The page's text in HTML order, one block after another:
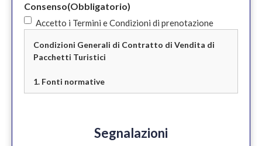
Protezione dei Dati UE 2016/679
(GDPR)
PBS Srls con sede legale in Milano – Via
Bagutta, 15 (di seguito “PBS”) si impegna
costantemente per tutelare la privacy
Consenso(Obbligatorio)
Accetto i Termini e Condizioni di prenotazione
Condizioni Generali di Contratto di Vendita di
Pacchetti Turistici
1. Fonti normative
disciplinata dal Codice del Turismo
Segnalazioni